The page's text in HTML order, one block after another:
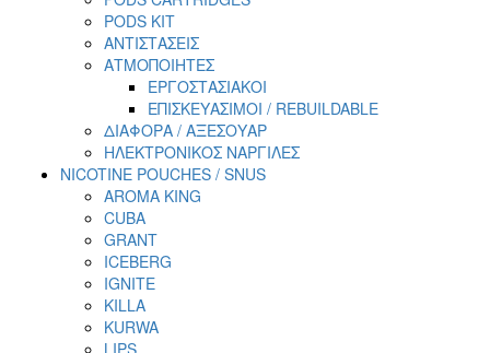
PODS KIT
ΑΝΤΙΣΤΑΣΕΙΣ
ΑΤΜΟΠΟΙΗΤΕΣ
ΕΡΓΟΣΤΑΣΙΑΚΟΙ
ΕΠΙΣΚΕΥΑΣΙΜΟΙ / REBUILDABLE
ΔΙΑΦΟΡΑ / ΑΞΕΣΟΥΑΡ
ΗΛΕΚΤΡΟΝΙΚΟΣ ΝΑΡΓΙΛΕΣ
NICOTINE POUCHES / SNUS
AROMA KING
CUBA
GRANT
ICEBERG
IGNITE
KILLA
KURWA
LIPS